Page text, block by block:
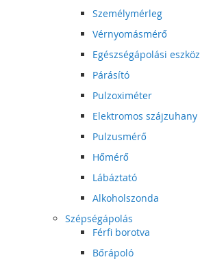
Személymérleg
Vérnyomásmérő
Egészségápolási eszköz
Párásító
Pulzoximéter
Elektromos szájzuhany
Pulzusmérő
Hőmérő
Lábáztató
Alkoholszonda
Szépségápolás
Férfi borotva
Bőrápoló